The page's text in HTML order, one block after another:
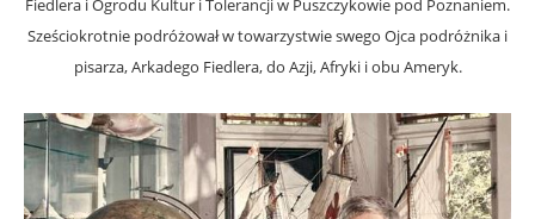
Fiedlera i Ogrodu Kultur i Tolerancji w Puszczykowie pod Poznaniem.
Sześciokrotnie podróżował w towarzystwie swego Ojca podróżnika i
pisarza, Arkadego Fiedlera, do Azji, Afryki i obu Ameryk.